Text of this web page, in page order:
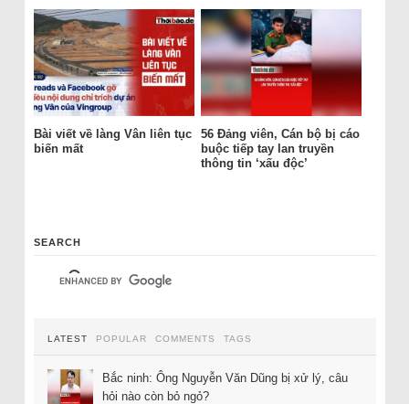
Bài viết về làng Vân liên tục
biến mất
56 Đảng viên, Cán bộ bị cáo
buộc tiếp tay lan truyền
thông tin ‘xấu độc’
SEARCH
LATEST POPULAR COMMENTS TAGS
Bắc ninh: Ông Nguyễn Văn Dũng bị xử lý, câu
hỏi nào còn bỏ ngỏ?